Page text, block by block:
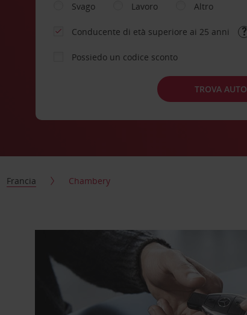
Svago
Lavoro Altro
Conducente di età superiore ai 25 anni
Possiedo un codice sconto
TROVA AUTO
Francia Chambery